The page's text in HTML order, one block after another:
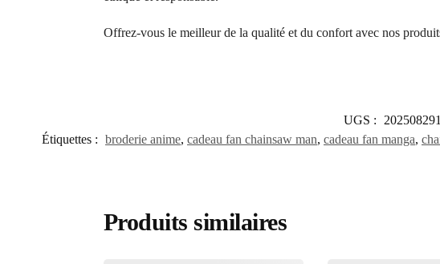
Offrez-vous le meilleur de la qualité et du confort avec nos
UGS :
Étiquettes : broderie anime, cadeau fan chainsaw man, cadeau fan manga,
Produits similaires